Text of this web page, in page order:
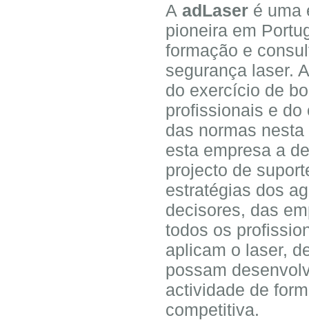
A adLaser é uma
pioneira em
formação e
segurança laser.
do exercício de
profissionais e do
das normas
esta empresa a
projecto de
estratégias dos
decisores, das
todos os
aplicam o laser,
possam
actividade de
competitiva.